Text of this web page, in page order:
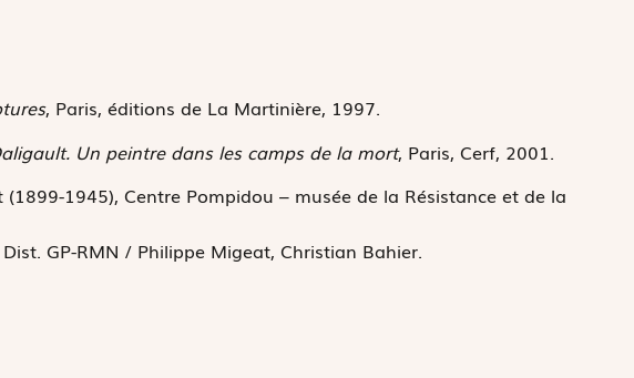
, Paris, éditions de La Martinière, 1997.
Un peintre dans les camps de la mort, Paris, Cerf, 2001.
1945), Centre Pompidou – musée de la Résistance et de la
GP-RMN / Philippe Migeat, Christian Bahier.